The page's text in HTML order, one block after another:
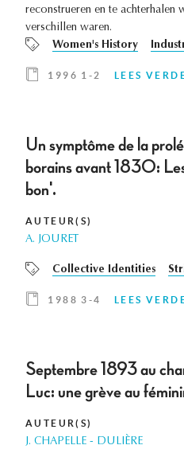
reconstrueren en te achterhalen
verschillen waren.
Women's History
1996 1-2 LEES
Un symptôme de la
borains avant 1830:
bon'.
AUTEUR(S)
A. JOURET
Collective Identities
1988 3-4 LEES
Septembre 1893 au
Luc: une grève au
AUTEUR(S)
J. CHAPELLE - DULIÈRE